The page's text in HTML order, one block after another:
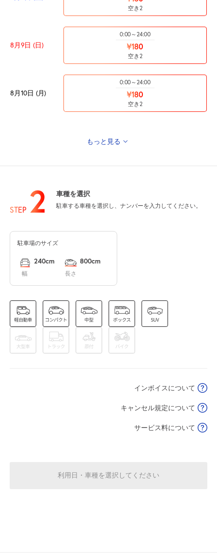
空き2
8月9日 (日)
0:00～24:00
¥180
空き2
8月10日 (月)
0:00～24:00
¥180
空き2
山の日
8月12日 (水) ¥180
8月13日 (木)
8月14日 (金) ¥180
空き3
8月15日 (土)
0:00～24:00
¥180
0:00～24:00
空き3
もっと見る
STEP 2 車種を選択
駐車する車種を選択し、ナンバーを入力してください。
駐車場のサイズ
幅
240cm
長さ
800cm
インボイスについて
キャンセル規定について
サービス料について
利用日・車種を選択してください